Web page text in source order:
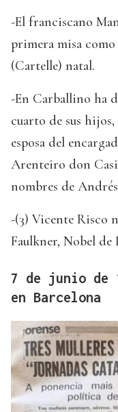
-El franciscano
primera misa
(Cartelle) natal.
-En Carballino ha
cuarto de sus
esposa del
Arenteiro don
nombres de
-(3) Vicente Risco
Faulkner, Nobel de
7 de junio de
en Barcelona